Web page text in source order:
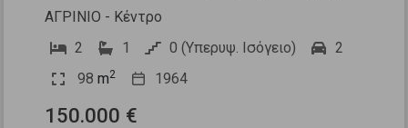
ΑΓΡΙΝΙΟ - Κέντρο
2
1 0 (Υπερυψ. Ισόγειο)
2
98 m2 1964
150.000 €